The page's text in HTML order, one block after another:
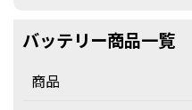
バッテリー商品一覧
商品